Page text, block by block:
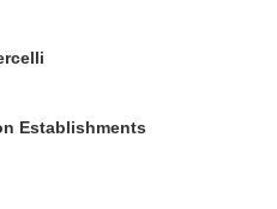
Establishments